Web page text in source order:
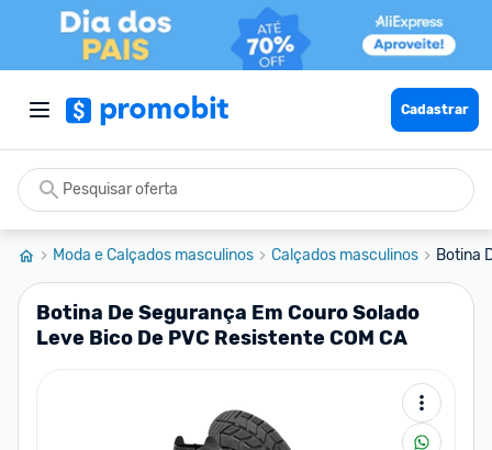
Cadastrar
Moda e Calçados masculinos Calçados masculinos Botina
Botina De Segurança Em Couro Solado
Leve Bico De PVC Resistente COM CA